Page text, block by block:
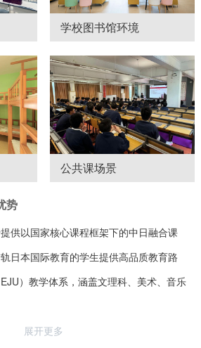
学校图书馆环境
公共课场景
势
以国家核心课程框架下的中日融合课
日本国际教育的学生提供高品质教育路
）教学体系，涵盖文理科、美术、音乐
展开更多